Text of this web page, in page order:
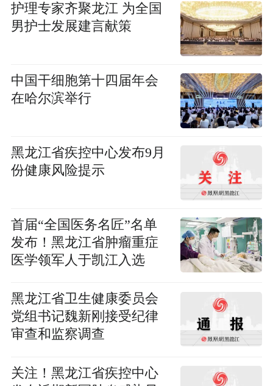
护理专家齐聚龙江 为全国
男护士发展建言献策
中国干细胞第十四届年会
在哈尔滨举行
黑龙江省疾控中心发布9月
份健康风险提示
首届“全国医务名匠”名单
发布！黑龙江省肿瘤重症
医学领军人于凯江入选
黑龙江省卫生健康委员会
党组书记魏新刚接受纪律
审查和监察调查
关注！黑龙江省疾控中心